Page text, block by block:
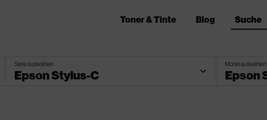
Toner & Tinte Blog Suche
Serie auswählen Model auswählen